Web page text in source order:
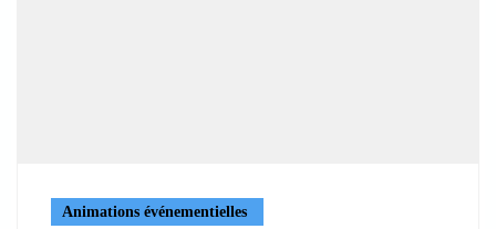
Animations événementielles